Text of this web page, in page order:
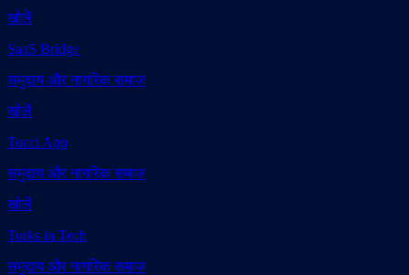
खोलें
SaaS Bridge
समुदाय और नागरिक समाज
खोलें
Tucci App
समुदाय और नागरिक समाज
खोलें
Turks in Tech
समुदाय और नागरिक समाज